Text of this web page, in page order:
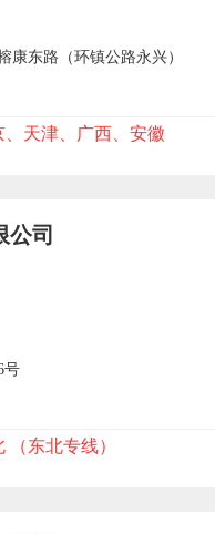
康东路（环镇公路永兴）
天津、广西、安徽
公司
号
东北专线）